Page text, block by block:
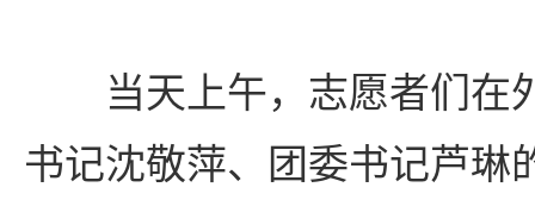
当天上午，志愿者们在
书记沈敬萍、团委书记芦琳